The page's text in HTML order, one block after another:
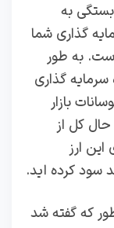
به
گذاری شما
به طور
روی یک ارز دیجیتال 6 ماه سرمایه گذاری
این 6 ماه با نوسانات بازار
حال کل از
ماه بر روی این ارز
که گفته شد